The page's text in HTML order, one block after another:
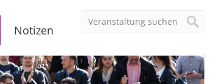
Notizen